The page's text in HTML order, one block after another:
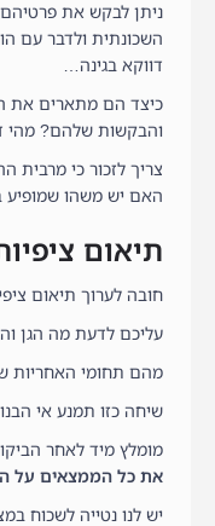
ניתן לבקש את
השכונתית ולדבר עם
דווקא בגינה…
כיצד הם מתארים את
והבקשות שלהם? מהי
צריך לזכור כי מרבית
האם יש משהו שמופיע
תיאום
חובה לערוך תיאום
עליכם לדעת מה הגן
מהם תחומי האחריות
שיחה כזו תמנע אי
מומלץ מיד לאחר
את כל הממצאים על
יש לנו נטייה לשכוח